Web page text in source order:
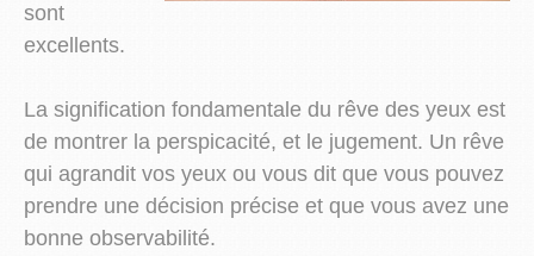
sont
excellents.
La signification fondamentale du rêve des yeux est
de montrer la perspicacité, et le jugement. Un rêve
qui agrandit vos yeux ou vous dit que vous pouvez
prendre une décision précise et que vous avez une
bonne observabilité.